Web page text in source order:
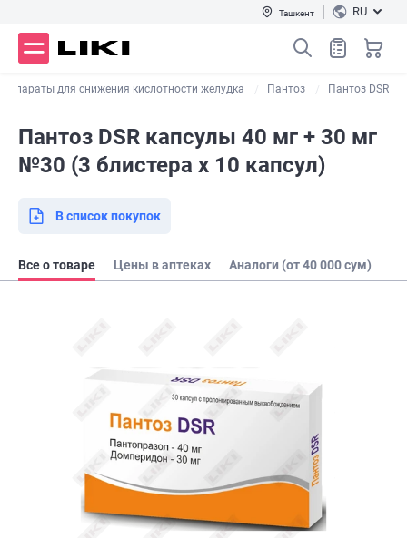
Ташкент RU
для снижения кислотности желудка Пантоз Пантоз DSR
Пантоз DSR капсулы 40 мг + 30 мг
№30 (3 блистера х 10 капсул)
В список покупок
Все о товаре Цены в аптеках Аналоги (от 40 000 сум)